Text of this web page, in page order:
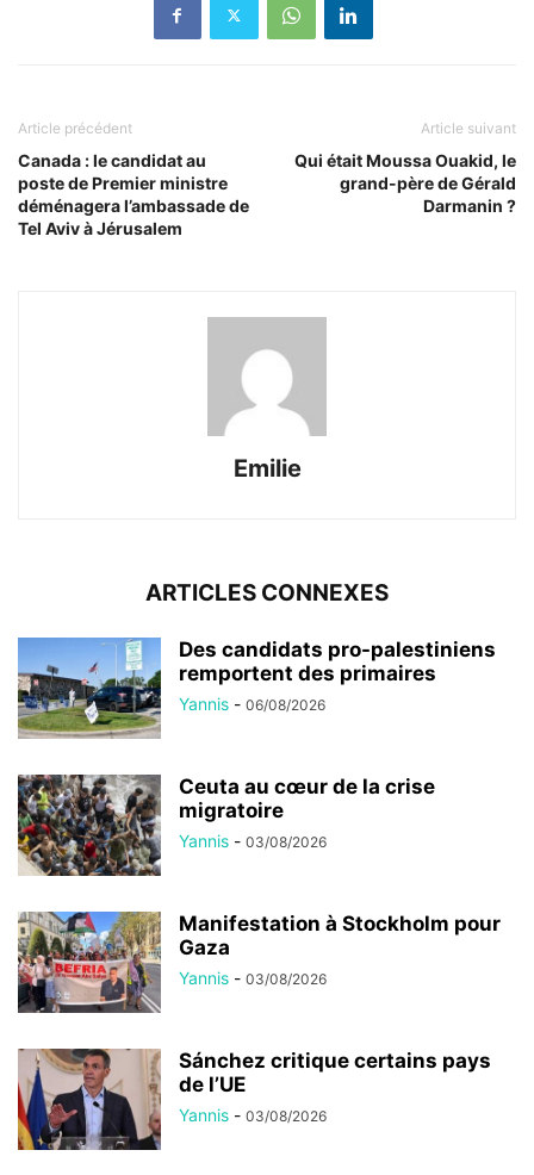
Article précédent
Canada : le candidat au
poste de Premier ministre
déménagera l’ambassade de
Tel Aviv à Jérusalem
Article suivant
Qui était Moussa Ouakid, le
grand-père de Gérald
Darmanin ?
Emilie
ARTICLES CONNEXES
Des candidats pro-palestiniens
remportent des primaires
Yannis - 06/08/2026
Ceuta au cœur de la crise
migratoire
Yannis - 03/08/2026
Manifestation à Stockholm pour
Gaza
Yannis - 03/08/2026
Sánchez critique certains pays
de l’UE
Yannis - 03/08/2026